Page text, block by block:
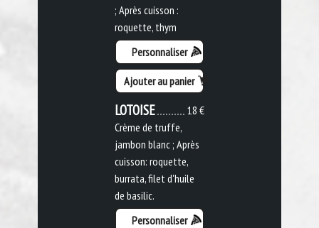
; Après cuisson :
roquette, thym
Personnaliser
Ajouter au panier
18 €
LOTOISE
Crème de truffe,
jambon blanc ; Après
cuisson: roquette,
burrata, filet d'huile
de basilic.
Personnaliser